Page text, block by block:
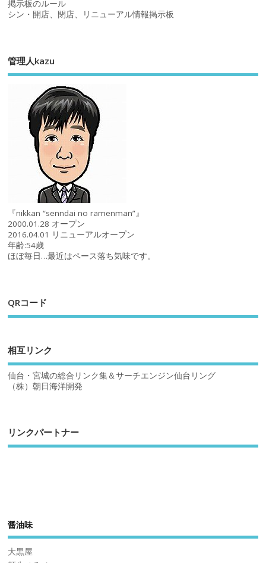
掲示板のルール
シン・開店、閉店、リニューアル情報掲示板
管理人kazu
『nikkan “senndai no ramenman”』
2000.01.28 オープン
2016.04.01 リニューアルオープン
年齢:54歳
ほぼ毎日…最近はペース落ち気味です。
QRコード
相互リンク
仙台・宮城の総合リンク集＆サーチエンジン仙台リング
（株）朝日海洋開発
リンクパートナー
醤油味
大黒屋